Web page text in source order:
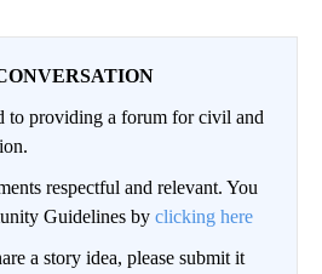
to providing a forum for civil and
respectful and relevant. You
Guidelines by clicking here
a story idea, please submit it